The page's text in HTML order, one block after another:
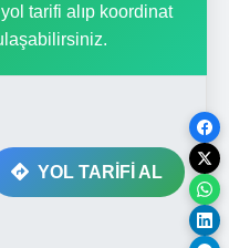
tarifi alıp koordinat
YOL TARİFİ AL